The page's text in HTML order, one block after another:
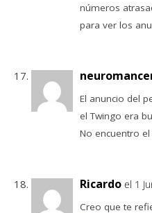
números
para ver los
El anuncio del
el Twingo era
No encuentro
Ricardo el 1
Creo que te